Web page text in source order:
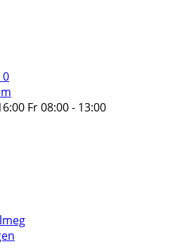
0
Fr 08:00 - 13:00